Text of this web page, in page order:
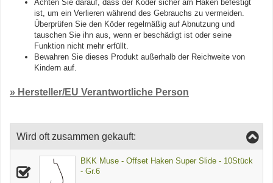
Achten Sie darauf, dass der Köder sicher am Haken befestigt
ist, um ein Verlieren während des Gebrauchs zu vermeiden.
Überprüfen Sie den Köder regelmäßig auf Abnutzung und
tauschen Sie ihn aus, wenn er beschädigt ist oder seine
Funktion nicht mehr erfüllt.
Bewahren Sie dieses Produkt außerhalb der Reichweite von
Kindern auf.
» Hersteller/EU Verantwortliche Person
Wird oft zusammen gekauft:
BKK Muse - Offset Haken Super Slide - 10Stück
- Gr.6